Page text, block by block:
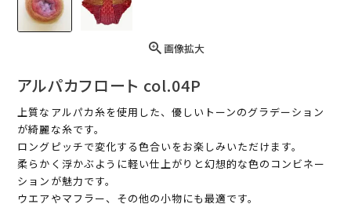
画像拡大
アルパカフロート col.04P
上質なアルパカ糸を使用した、優しいトーンのグラデーション
が綺麗な糸です。
ロングピッチで変化する色合いをお楽しみいただけます。
柔らかく浮かぶように軽い仕上がりと幻想的な色のコンビネー
ションが魅力です。
ウエアやマフラー、その他の小物にも最適です。